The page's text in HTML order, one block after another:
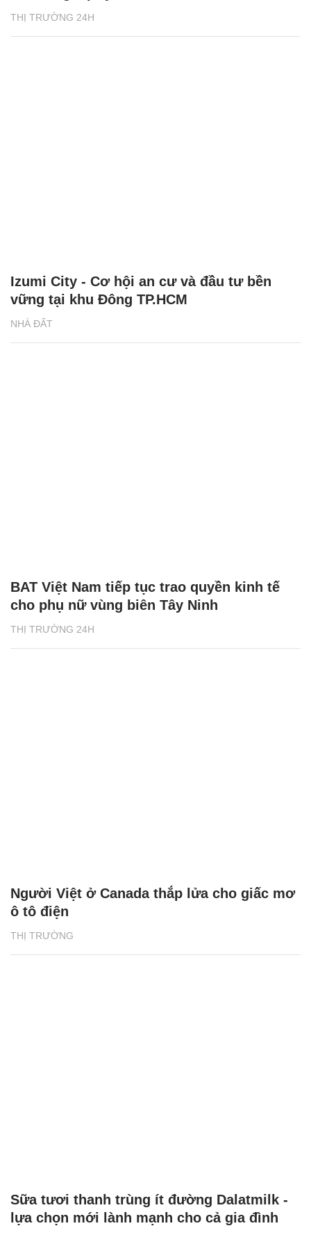
THỊ TRƯỜNG 24H
NHÀ ĐẤT
Izumi City - Cơ hội an cư và đầu tư bền
vững tại khu Đông TP.HCM
THỊ TRƯỜNG 24H
BAT Việt Nam tiếp tục trao quyền kinh tế
cho phụ nữ vùng biên Tây Ninh
THỊ TRƯỜNG
Người Việt ở Canada thắp lửa cho giấc mơ
ô tô điện
Sữa tươi thanh trùng ít đường Dalatmilk -
lựa chọn mới lành mạnh cho cả gia đình